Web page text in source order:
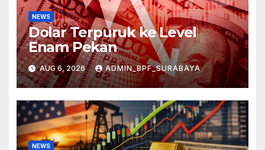
NEWS
Dolar Terpuruk ke Level
Enam Pekan
AUG 6, 2026 ADMIN_BPF_SURABAYA
NEWS